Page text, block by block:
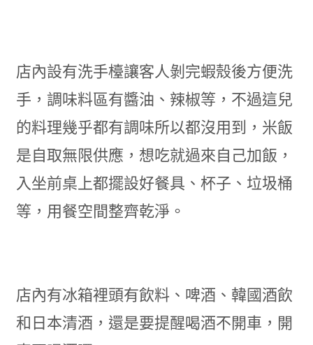
店內設有洗手檯讓客人剝完蝦殼後方便洗
手，調味料區有醬油、辣椒等，不過這兒
的料理幾乎都有調味所以都沒用到，米飯
是自取無限供應，想吃就過來自己加飯，
入坐前桌上都擺設好餐具、杯子、垃圾桶
等，用餐空間整齊乾淨。
店內有冰箱裡頭有飲料、啤酒、韓國酒飲
和日本清酒，還是要提醒喝酒不開車，開